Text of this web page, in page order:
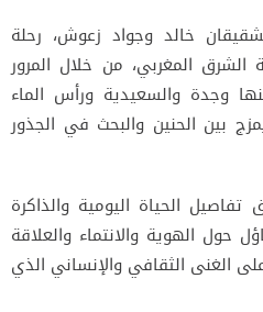
خالد وجواد زعوش، رحلة
المغربي، من خلال المرور
وجدة والسعيدية ورأس الماء
بين الحنين والبحث في الجذور
الحياة اليومية والذاكرة
حول الهوية والانتماء والعلاقة
الغنى الثقافي والإنساني الذي